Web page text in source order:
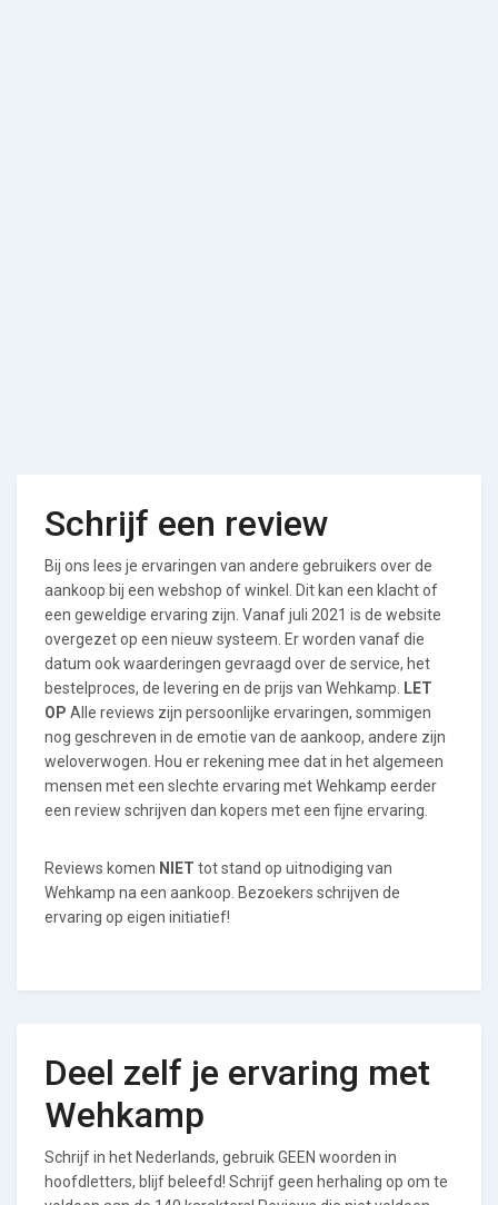
Schrijf een review
Bij ons lees je ervaringen van andere gebruikers over de
aankoop bij een webshop of winkel. Dit kan een klacht of
een geweldige ervaring zijn. Vanaf juli 2021 is de website
overgezet op een nieuw systeem. Er worden vanaf die
datum ook waarderingen gevraagd over de service, het
bestelproces, de levering en de prijs van Wehkamp.
LET
OP Alle reviews zijn persoonlijke ervaringen, sommigen
nog geschreven in de emotie van de aankoop, andere zijn
weloverwogen. Hou er rekening mee dat in het algemeen
mensen met een slechte ervaring met Wehkamp eerder
een review schrijven dan kopers met een fijne ervaring.
Reviews komen NIET tot stand op uitnodiging van
Wehkamp na een aankoop. Bezoekers schrijven de
ervaring op eigen initiatief!
Deel zelf je ervaring met
Wehkamp
Schrijf in het Nederlands, gebruik GEEN woorden in
hoofdletters, blijf beleefd! Schrijf geen herhaling op om te